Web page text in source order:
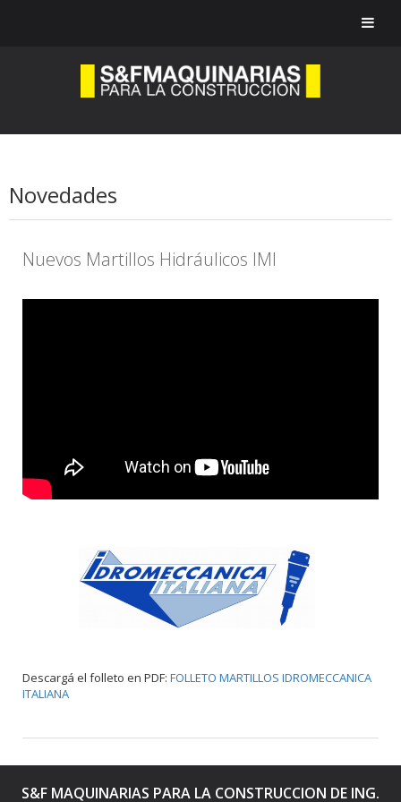
Novedades
Nuevos Martillos Hidráulicos IMI
Descargá el folleto en PDF: FOLLETO MARTILLOS IDROMECCANICA
ITALIANA
S&F MAQUINARIAS PARA LA CONSTRUCCION DE ING.